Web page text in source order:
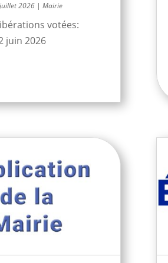
2026 |Mairie
votées:
juin 2026